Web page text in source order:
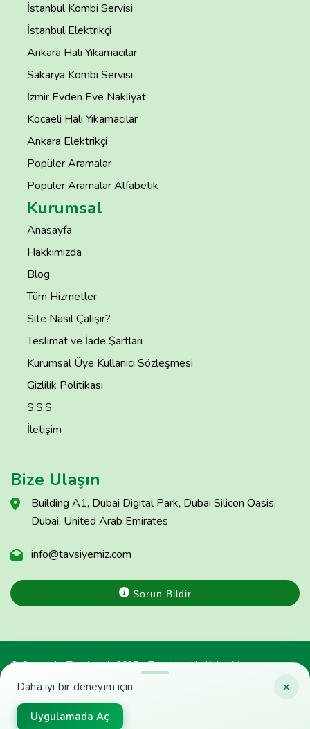
×
Daha iyi bir deneyim için
Uygulamada Aç
İstanbul Kombi Servisi
İstanbul Elektrikçi
Ankara Halı Yıkamacılar
Sakarya Kombi Servisi
İzmir Evden Eve Nakliyat
Kocaeli Halı Yıkamacılar
Ankara Elektrikçi
Popüler Aramalar
Popüler Aramalar Alfabetik
Kurumsal
Anasayfa
Hakkımızda
Blog
Tüm Hizmetler
Site Nasıl Çalışır?
Teslimat ve İade Şartları
Kurumsal Üye Kullanıcı Sözleşmesi
Gizlilik Politikası
S.S.S
İletişim
Bize Ulaşın
Building A1, Dubai Digital Park, Dubai Silicon Oasis,
Dubai, United Arab Emirates
info@tavsiyemiz.com
Sorun Bildir
© Copyright Tavsiyemiz 2025 - Tavsiyemiz'e Kulak Ver